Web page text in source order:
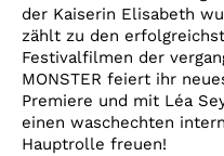
der Kaiserin Elisabeth
zählt zu den
Festivalfilmen der
MONSTER feiert ihr
Premiere und mit Léa
einen waschechten
Hauptrolle freuen!